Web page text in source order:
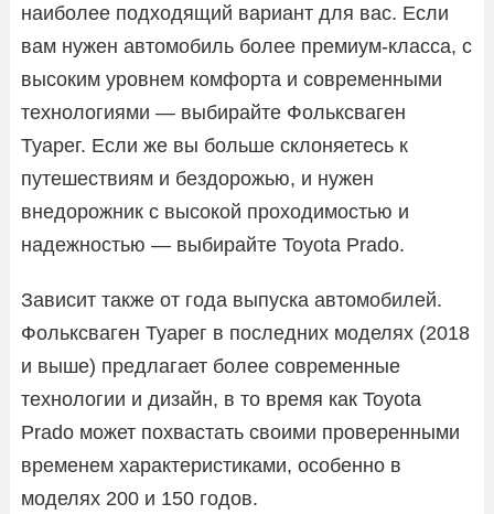
наиболее подходящий вариант для вас. Если
вам нужен автомобиль более премиум-класса, с
высоким уровнем комфорта и современными
технологиями — выбирайте Фольксваген
Туарег. Если же вы больше склоняетесь к
путешествиям и бездорожью, и нужен
внедорожник с высокой проходимостью и
надежностью — выбирайте Toyota Prado.
Зависит также от года выпуска автомобилей.
Фольксваген Туарег в последних моделях (2018
и выше) предлагает более современные
технологии и дизайн, в то время как Toyota
Prado может похвастать своими проверенными
временем характеристиками, особенно в
моделях 200 и 150 годов.